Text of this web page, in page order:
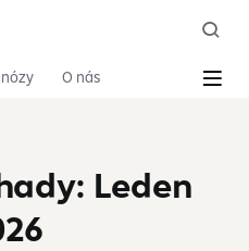
O nás
Leden